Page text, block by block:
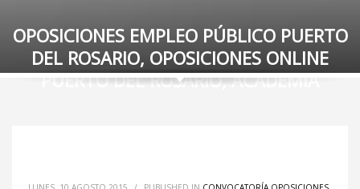
OPOSICIONES EMPLEO PÚBLICO PUERTO
DEL ROSARIO, OPOSICIONES ONLINE
PUERTO DEL ROSARIO, ACADEMIA